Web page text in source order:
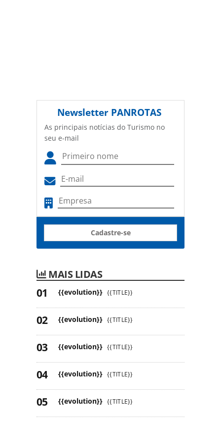
Newsletter PANROTAS
As principais notícias do Turismo no
seu e-mail
Cadastre-se
MAIS LIDAS
{{evolution}} {{TITLE}}
{{evolution}} {{TITLE}}
{{evolution}} {{TITLE}}
{{evolution}} {{TITLE}}
{{evolution}} {{TITLE}}